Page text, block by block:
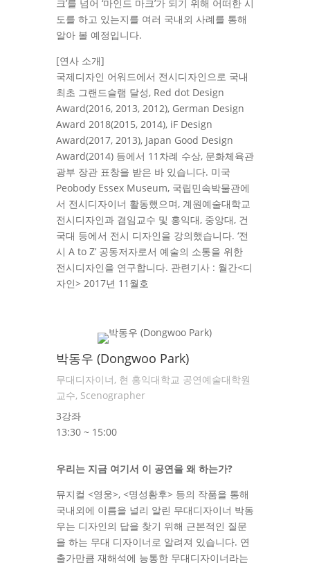
크’를 넘어 ‘마인드 마크’가 되기 위해 어떠한 시
도를 하고 있는지를 여러 국내외 사례를 통해
알아 볼 예정입니다.
[연사 소개]
국제디자인 어워드에서 전시디자인으로 국내
최초 그랜드슬램 달성, Red dot Design
Award(2016, 2013, 2012), German Design
Award 2018(2015, 2014), iF Design
Award(2017, 2013), Japan Good Design
Award(2014) 등에서 11차례 수상, 문화체육관
광부 장관 표창을 받은 바 있습니다. 미국
Peobody Essex Museum, 국립민속박물관에
서 전시디자이너 활동했으며, 계원예술대학교
전시디자인과 겸임교수 및 홍익대, 중앙대, 건
국대 등에서 전시 디자인을 강의했습니다. ‘전
시 A to Z’ 공동저자로서 예술의 소통을 위한
전시디자인을 연구합니다. 관련기사 : 월간<디
자인> 2017년 11월호
박동우 (Dongwoo Park)
무대디자이너, 현 홍익대학교 공연예술대학원
교수, Scenographer
3강좌
13:30 ~ 15:00
우리는 지금 여기서 이 공연을 왜 하는가?
뮤지컬 <영웅>, <명성황후> 등의 작품을 통해
국내외에 이름을 널리 알린 무대디자이너 박동
우는 디자인의 답을 찾기 위해 근본적인 질문
을 하는 무대 디자이너로 알려져 있습니다. 연
출가만큼 재해석에 능통한 무대디자이너라는